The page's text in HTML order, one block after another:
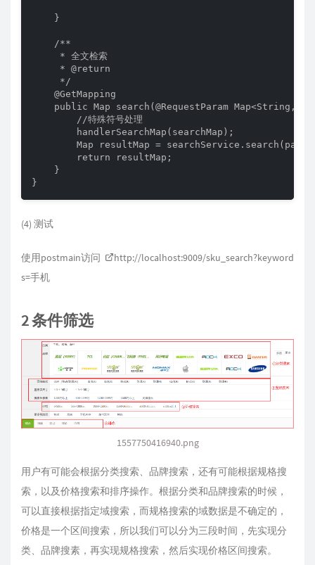
    }
    /**
     * 全文检索
     * @return
     */
    @GetMapping
public Map search(@RequestParam Map<String,
        //特殊符号处理
        handlerSearchMap(searchMap);
Map resultMap =
        return resultMap;
    }
}
(4) 测试
使用postmain访问
http://localhost:9009/sku_search?keyword
s=手机
2 条件筛选
1557750416940.png
用户有可能会根据分类搜索、品牌搜索，还有可能根据规格搜
索，以及价格搜索和排序操作。根据分类和品牌搜索的时候，
可以直接根据指定域搜索，而规格搜索的域数据是不确定的，
价格是一个区间搜索，所以我们可以分为三段时间，先实现分
类、品牌搜素，再实现规格搜索，然后实现价格区间搜索。